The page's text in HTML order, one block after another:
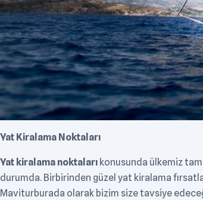
Yat Kiralama Noktaları
Yat kiralama noktaları konusunda ülkemiz
durumda. Birbirinden güzel yat kiralama
Maviturburada olarak bizim size tavsiye